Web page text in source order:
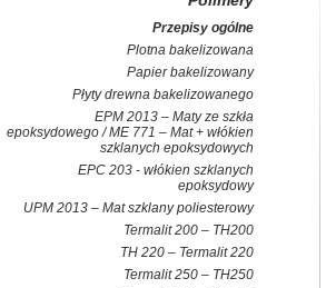
Przepisy ogólne
Plotna bakelizowana
Papier bakelizowany
Płyty drewna bakelizowanego
EPM 2013 – Maty ze szkła
epoksydowego / ME 771 – Mat + włókien
szklanych epoksydowych
EPC 203 - włókien szklanych
epoksydowy
UPM 2013 – Mat szklany poliesterowy
Termalit 200 – TH200
TH 220 – Termalit 220
Termalit 250 – TH250